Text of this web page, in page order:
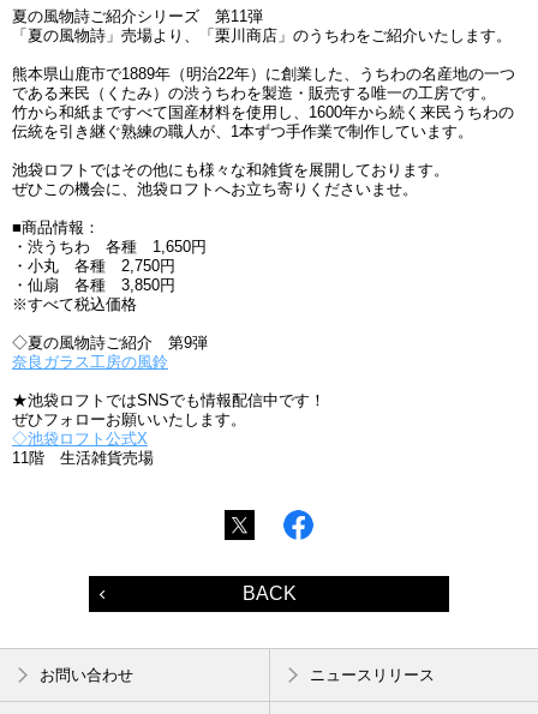
夏の風物詩ご紹介シリーズ 第11弾
「夏の風物詩」売場より、「栗川商店」のうちわをご紹介いたします。
熊本県山鹿市で1889年（明治22年）に創業した、うちわの名産地の一つ
である来民（くたみ）の渋うちわを製造・販売する唯一の工房です。
竹から和紙まですべて国産材料を使用し、1600年から続く来民うちわの
伝統を引き継ぐ熟練の職人が、1本ずつ手作業で制作しています。
池袋ロフトではその他にも様々な和雑貨を展開しております。
ぜひこの機会に、池袋ロフトへお立ち寄りくださいませ。
■商品情報：
・渋うちわ 各種 1,650円
・小丸 各種 2,750円
・仙扇 各種 3,850円
※すべて税込価格
◇夏の風物詩ご紹介 第9弾
奈良ガラス工房の風鈴
★池袋ロフトではSNSでも情報配信中です！
ぜひフォローお願いいたします。
◇池袋ロフト公式X
11階 生活雑貨売場
BACK
お問い合わせ ニュースリリース